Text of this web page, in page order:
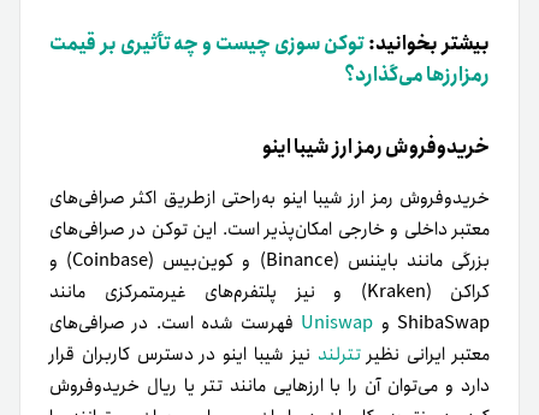
بیشتر بخوانید:توکن سوزی چیست و چه تأثیری بر قیمت
رمزارزها می‌گذارد؟
خرید‌و‌فروش رمز ارز شیبا اینو
خرید‌و‌فروش رمز ارز شیبا اینو به‌راحتی ازطریق اکثر صرافی‌های
معتبر داخلی و خارجی امکان‌پذیر است. این توکن در صرافی‌های
بزرگی مانند بایننس (Binance) و کوین‌بیس (Coinbase) و
کراکن (Kraken) و نیز پلتفرم‌های غیرمتمرکزی مانند
ShibaSwap و
Uniswap فهرست شده است. در صرافی‌های
معتبر ایرانی نظیرتترلند نیز شیبا اینو در دسترس کاربران قرار
دارد و می‌توان آن را با ارزهایی مانند تتر یا ریال خرید‌و‌فروش